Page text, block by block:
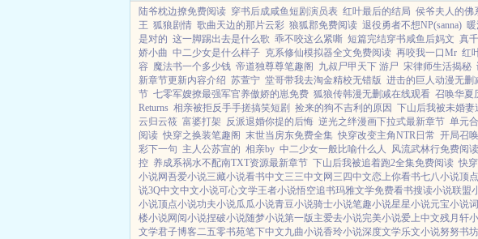
陆爷枕边撩免费阅读 穿书后成咸鱼短剧演员表 红叶最后的结局 侯爷夫人的佛
王 狐狼剧情 歌曲天边的那片云彩 狼狐郡免费阅读 退役勇者不想NP(sanna) 暖
是对的 这一脚踢出去是什么歌 乖不咬这么紧嘶 短篇完结穿书咸鱼后妈文 真
娇小曲 中二少女是什么样子 克系修仙模拟器全文免费阅读 再咬我一口Mr 红
容 魔法书一个多少钱 帝道独尊尊笔趣阁 九叔尸甲天下 游尸 宋律师生活揭秘
新章节更新内容介绍 苏萱宁 堂哥带我去淘金精校无错版 进击的巨人动漫无删
节 七零军嫂撩最强军官养傲娇的崽免费 狐狼传韩漫无删减在线观看 召唤华夏
Returns 相亲被拒反手手搓搞笑短剧 捡来的狗不吉利的原因 下山后我被未婚妻
云归云筱 富婆打架 反派退婚你提的后悔 逆光之绊漫画下拉式最新章节 单元
阅读 快穿之换装笔趣阁 末世当房东免费全集 快穿改变主角NTR日常 开局召
彩下一句 主人公苏宣的 相亲by 中二少女一般比喻什么人 风流武林行免费阅
控 养成系祸水不配南TXT资源最新章节 下山后我被追着跑2全集免费阅读 快
小说网吾爱小说三藏小说看书中文三三中文网 三四中文恋上你看书七八小说顶
说3Q中文中文小说可心文学王者小说悟空追书玛雅文学免费看书搜读小说联盟
小说顶点小说功夫小说瓜瓜小说青豆小说骑士小说笔趣小说星星小说元宝小说
楼小说网阅小说捏破小说随梦小说第一版主爱去小说完美小说爱上中文残月轩
文学君子博客二五零书苑笔下中文九曲小说香玲小说深度文学乐文小说努努书坊